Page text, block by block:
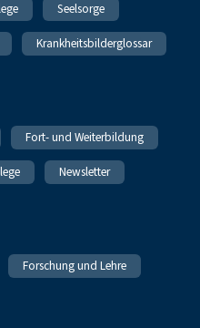
Seelsorge
Krankheitsbilderglossar
Fort- und Weiterbildung
Newsletter
Forschung und Lehre